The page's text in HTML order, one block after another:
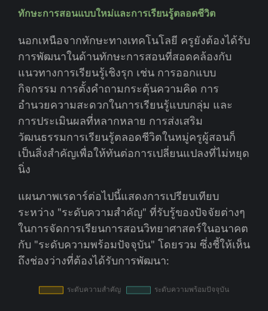
ทักษะการสอนแบบใหม่และการเรียนรู้ตลอดชีวิต
นอกเหนือจากทักษะทางเทคโนโลยี ครูยังต้องได้รับ
การพัฒนาในด้านทักษะการสอนที่สอดคล้องกับ
แนวทางการเรียนรู้เชิงรุก เช่น การออกแบบ
กิจกรรม การตั้งคำถามกระตุ้นความคิด การ
อำนวยความสะดวกในการเรียนรู้แบบกลุ่ม และ
การประเมินผลที่หลากหลาย การส่งเสริม
วัฒนธรรมการเรียนรู้ตลอดชีวิตในหมู่ครูผู้สอนก็
เป็นสิ่งสำคัญเพื่อให้ทันต่อการเปลี่ยนแปลงที่ไม่หยุด
นิ่ง
แผนภาพเรดาร์ต่อไปนี้แสดงการเปรียบเทียบ
ระหว่าง "ระดับความสำคัญ" ที่รับรู้ของปัจจัยต่างๆ
ในการจัดการเรียนการสอนวิทยาศาสตร์ในอนาคต
กับ "ระดับความพร้อมปัจจุบัน" โดยรวม ซึ่งชี้ให้เห็น
ถึงช่องว่างที่ต้องได้รับการพัฒนา: